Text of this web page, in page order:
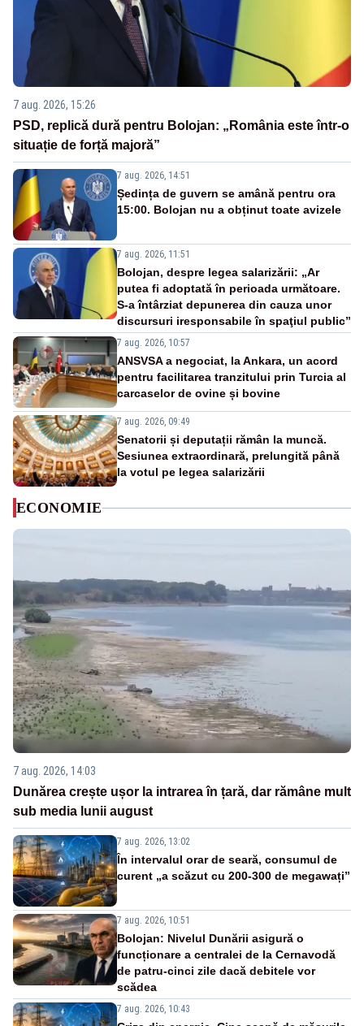
7 aug. 2026, 15:26
PSD, replică dură pentru Bolojan: „România este într-o
situație de forță majoră”
7 aug. 2026, 14:51
Ședința de guvern se amână pentru ora
15:00. Bolojan nu a obținut toate avizele
7 aug. 2026, 11:51
Bolojan, despre legea salarizării: „Ar
putea fi adoptată în perioada următoare.
S-a întârziat depunerea din cauza unor
discursuri iresponsabile în spaţiul public”
7 aug. 2026, 10:57
ANSVSA a negociat, la Ankara, un acord
pentru facilitarea tranzitului prin Turcia al
carcaselor de ovine și bovine
7 aug. 2026, 09:49
Senatorii și deputații rămân la muncă.
Sesiunea extraordinară, prelungită până
la votul pe legea salarizării
ECONOMIE
7 aug. 2026, 14:03
Dunărea crește ușor la intrarea în țară, dar rămâne mult
sub media lunii august
7 aug. 2026, 13:02
În intervalul orar de seară, consumul de
curent „a scăzut cu 200-300 de megawați”
7 aug. 2026, 10:51
Bolojan: Nivelul Dunării asigură o
funcționare a centralei de la Cernavodă
de patru-cinci zile dacă debitele vor
scădea
7 aug. 2026, 10:43